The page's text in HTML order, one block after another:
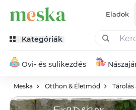
Eladok
Kategóriák
Ovi- és sulikezdés
Meska Otthon & Életmód Tárolás